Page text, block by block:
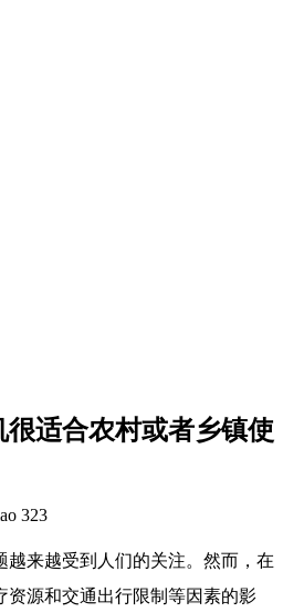
适合农村或者乡镇使
323
越来越受到人们的关注。然而，在
资源和交通出行限制等因素的影